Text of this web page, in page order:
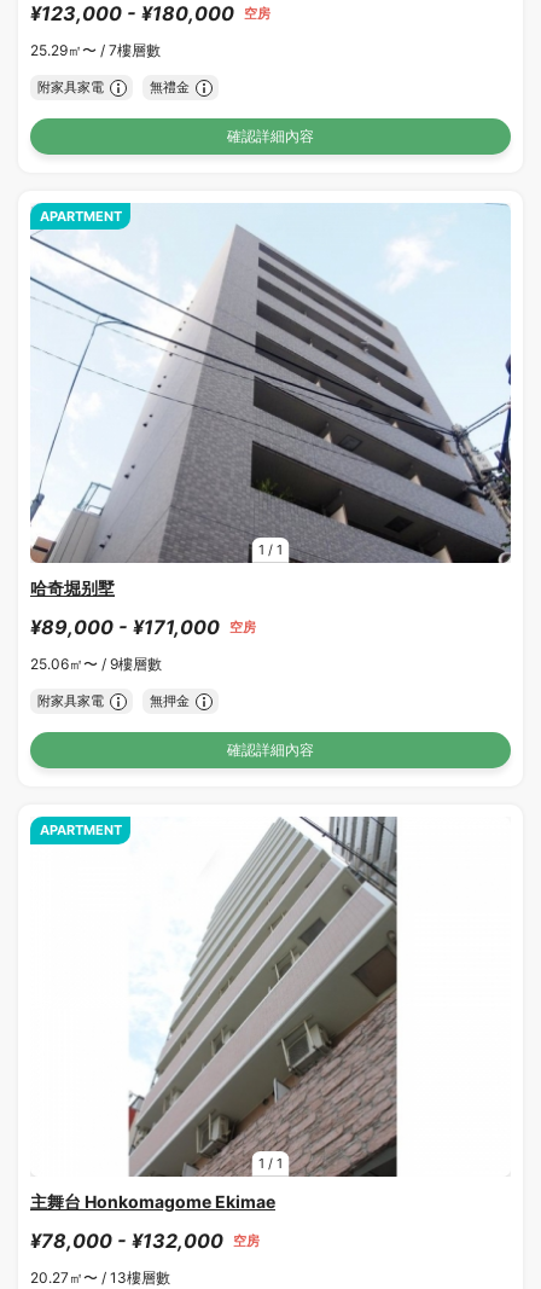
¥123,000 - ¥180,000 空房
25.29㎡〜 / 7樓層數
附家具家電 無禮金
確認詳細內容
1 / 1
APARTMENT
哈奇堀别墅
¥89,000 - ¥171,000 空房
25.06㎡〜 / 9樓層數
附家具家電 無押金
確認詳細內容
1 / 1
APARTMENT
主舞台 Honkomagome Ekimae
¥78,000 - ¥132,000 空房
20.27㎡〜 / 13樓層數